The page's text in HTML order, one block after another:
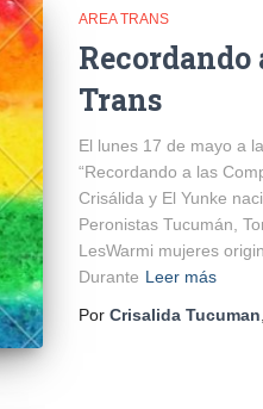
AREA TRANS
Recordando
Trans
El lunes 17 de mayo a
“Recordando a las
Crisálida y El Yunke
Peronistas Tucumán,
LesWarmi mujeres
Durante Leer más
Por Crisalida Tucuman